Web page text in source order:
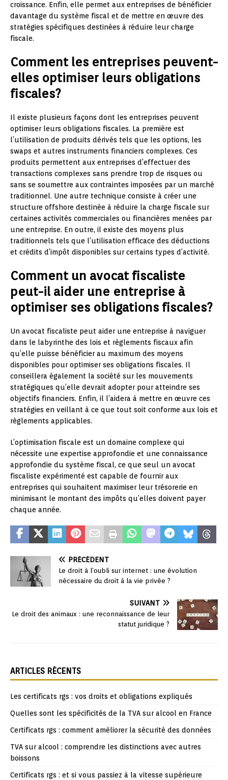
croissance. Enfin, elle permet aux entreprises de bénéficier
davantage du système fiscal et de mettre en œuvre des
stratégies spécifiques destinées à réduire leur charge
fiscale.
Comment les entreprises peuvent-
elles optimiser leurs obligations
fiscales?
Il existe plusieurs façons dont les entreprises peuvent
optimiser leurs obligations fiscales. La première est
l’utilisation de produits dérivés tels que les options, les
swaps et autres instruments financiers complexes. Ces
produits permettent aux entreprises d’effectuer des
transactions complexes sans prendre trop de risques ou
sans se soumettre aux contraintes imposées par un marché
traditionnel. Une autre technique consiste à créer une
structure offshore destinée à réduire la charge fiscale sur
certaines activités commerciales ou financières menées par
une entreprise. En outre, il existe des moyens plus
traditionnels tels que l’utilisation efficace des déductions
et crédits d’impôt disponibles sur certains types d’activité.
Comment un avocat fiscaliste
peut-il aider une entreprise à
optimiser ses obligations fiscales?
Un avocat fiscaliste peut aider une entreprise à naviguer
dans le labyrinthe des lois et règlements fiscaux afin
qu’elle puisse bénéficier au maximum des moyens
disponibles pour optimiser ses obligations fiscales. Il
conseillera également la société sur les mouvements
stratégiques qu’elle devrait adopter pour atteindre ses
objectifs financiers. Enfin, il l’aidera à mettre en œuvre ces
stratégies en veillant à ce que tout soit conforme aux lois et
règlements applicables.
L’optimisation fiscale est un domaine complexe qui
nécessite une expertise approfondie et une connaissance
approfondie du système fiscal, ce que seul un avocat
fiscaliste expérimenté est capable de fournir aux
entreprises qui souhaitent maximiser leur trésorerie en
minimisant le montant des impôts qu’elles doivent payer
chaque année.
PRÉCÉDENT
Le droit à l’oubli sur internet : une évolution
nécessaire du droit à la vie privée ?
SUIVANT
Le droit des animaux : une reconnaissance de leur
statut juridique ?
ARTICLES RÉCENTS
Les certificats rgs : vos droits et obligations expliqués
Quelles sont les spécificités de la TVA sur alcool en France
Certificats rgs : comment améliorer la sécurité des données
TVA sur alcool : comprendre les distinctions avec autres
boissons
Certificats rgs : et si vous passiez à la vitesse supérieure